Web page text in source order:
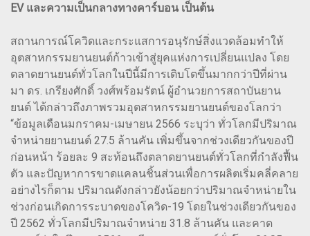
EV และความเป็นกลางทางคาร์บอน เป็นต้น
สถานการณ์โควิดและกระแสการอนุรักษ์สิ่งแวดล้อมทำให้
อุตสาหกรรมยานยนต์ก้าวเข้าสู่ยุคแห่งการเปลี่ยนแปลง โดย
ตลาดยานยนต์ทั่วโลกในปีนี้มีการเติบโตขึ้นมากกว่าปีที่ผ่าน
มา ดร. เกรียงศักดิ์ วงศ์พร้อมรัตน์ ผู้อำนวยการสถาบันยาน
ยนต์ ได้กล่าวถึงภาพรวมอุตสาหกรรมยานยนต์ของโลกว่า
“ข้อมูลเดือนมกราคม-เมษายน 2566 ระบุว่า ทั่วโลกมีปริมาณ
จำหน่ายยานยนต์ 27.5 ล้านคัน เพิ่มขึ้นจากช่วงเดียวกันของปี
ก่อนหน้า ร้อยละ 9 สะท้อนถึงตลาดยานยนต์ทั่วโลกที่กำลังฟื้น
ตัว และปัญหาการขาดแคลนชิ้นส่วนเพื่อการผลิตเริ่มคลี่คลาย
อย่างไรก็ตาม ปริมาณดังกล่าวยังน้อยกว่าปริมาณจำหน่ายใน
ช่วงก่อนเกิดการระบาดของโควิด-19 โดยในช่วงเดียวกันของ
ปี 2562 ทั่วโลกมีปริมาณจำหน่าย 31.8 ล้านคัน และคาด